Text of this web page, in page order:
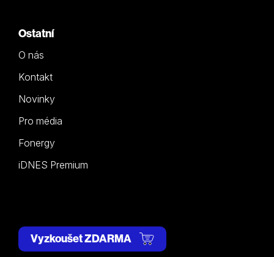
Ostatní
O nás
Kontakt
Novinky
Pro média
Fonergy
iDNES Premium
Vyzkoušet ZDARMA